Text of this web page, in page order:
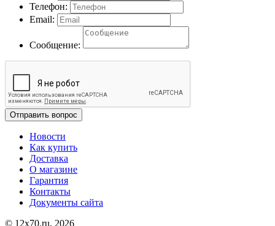
Телефон:
Email:
Сообщение:
Отправить вопрос
Новости
Как купить
Доставка
О магазине
Гарантия
Контакты
Документы сайта
© 12x70.ru, 2026